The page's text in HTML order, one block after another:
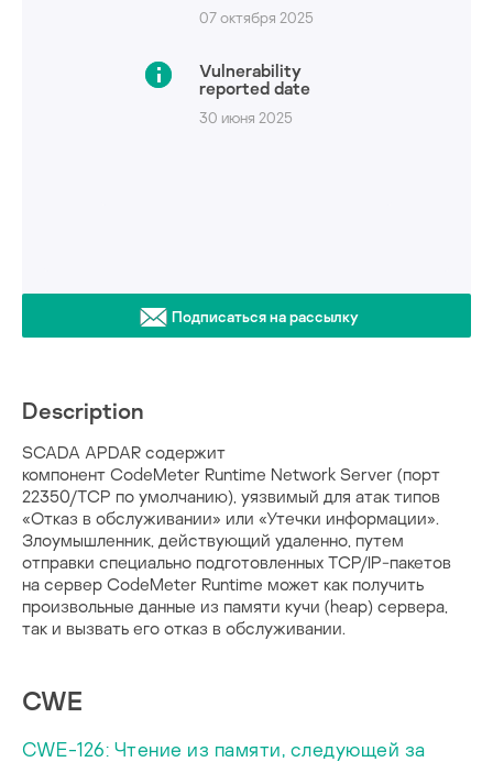
07 октября 2025
Vulnerability
reported date
30 июня 2025
Подписаться на рассылку
Description
SCADA APDAR содержит
компонент CodeMeter Runtime Network Server (порт
22350/TCP по умолчанию), уязвимый для атак типов
«Отказ в обслуживании» или «Утечки информации».
Злоумышленник, действующий удаленно, путем
отправки специально подготовленных TCP/IP-пакетов
на сервер CodeMeter Runtime может как получить
произвольные данные из памяти кучи (heap) сервера,
так и вызвать его отказ в обслуживании.
CWE
CWE-126: Чтение из памяти, следующей за